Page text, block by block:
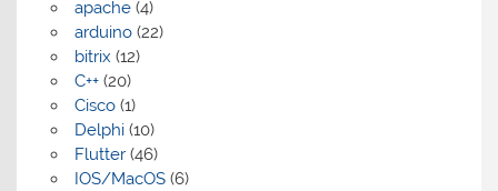
apache(4)
arduino(22)
bitrix (12)
C++(20)
Cisco(1)
Delphi(10)
Flutter(46)
IOS/MacOS(6)